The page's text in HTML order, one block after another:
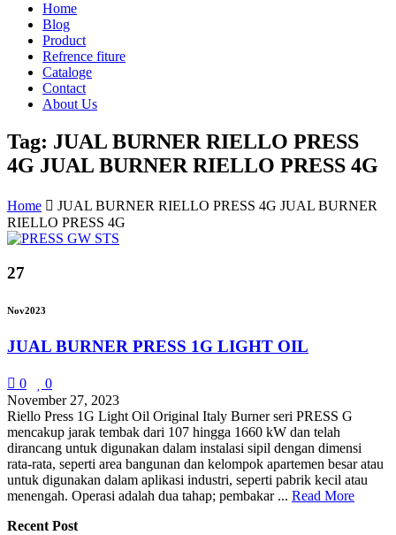
Home
Blog
Product
Refrence fiture
Cataloge
Contact
About Us
Tag: JUAL BURNER RIELLO PRESS
4G JUAL BURNER RIELLO PRESS 4G
Home
JUAL BURNER RIELLO PRESS 4G JUAL BURNER
RIELLO PRESS 4G
27
Nov2023
JUAL BURNER PRESS 1G LIGHT OIL
0
0
November 27, 2023
Riello Press 1G Light Oil Original Italy Burner seri PRESS G
mencakup jarak tembak dari 107 hingga 1660 kW dan telah
dirancang untuk digunakan dalam instalasi sipil dengan dimensi
rata-rata, seperti area bangunan dan kelompok apartemen besar atau
untuk digunakan dalam aplikasi industri, seperti pabrik kecil atau
menengah. Operasi adalah dua tahap; pembakar ... Read More
Recent Post